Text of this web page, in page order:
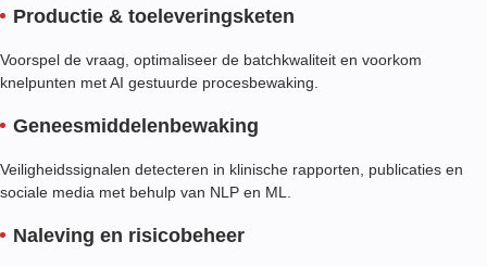
Productie & toeleveringsketen
Voorspel de vraag, optimaliseer de batchkwaliteit en voorkom
knelpunten met AI gestuurde procesbewaking.
Geneesmiddelenbewaking
Veiligheidssignalen detecteren in klinische rapporten, publicaties en
sociale media met behulp van NLP en ML.
Naleving en risicobeheer